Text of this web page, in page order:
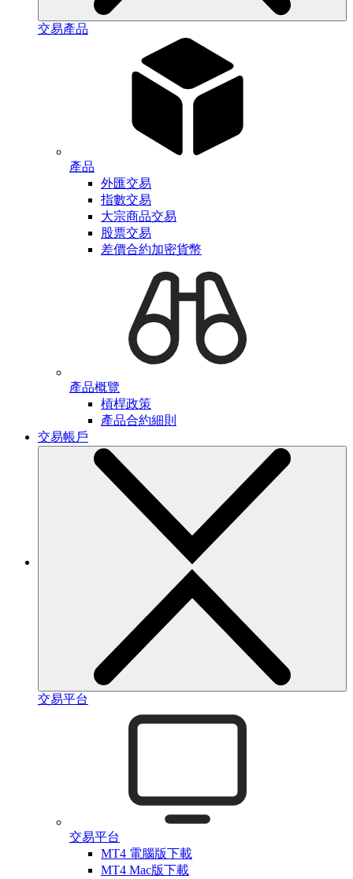
交易產品
產品
外匯交易
指數交易
大宗商品交易
股票交易
差價合約加密貨幣
產品概覽
槓桿政策
產品合約細則
交易帳戶
交易平台
交易平台
MT4 電腦版下載
MT4 Mac版下載